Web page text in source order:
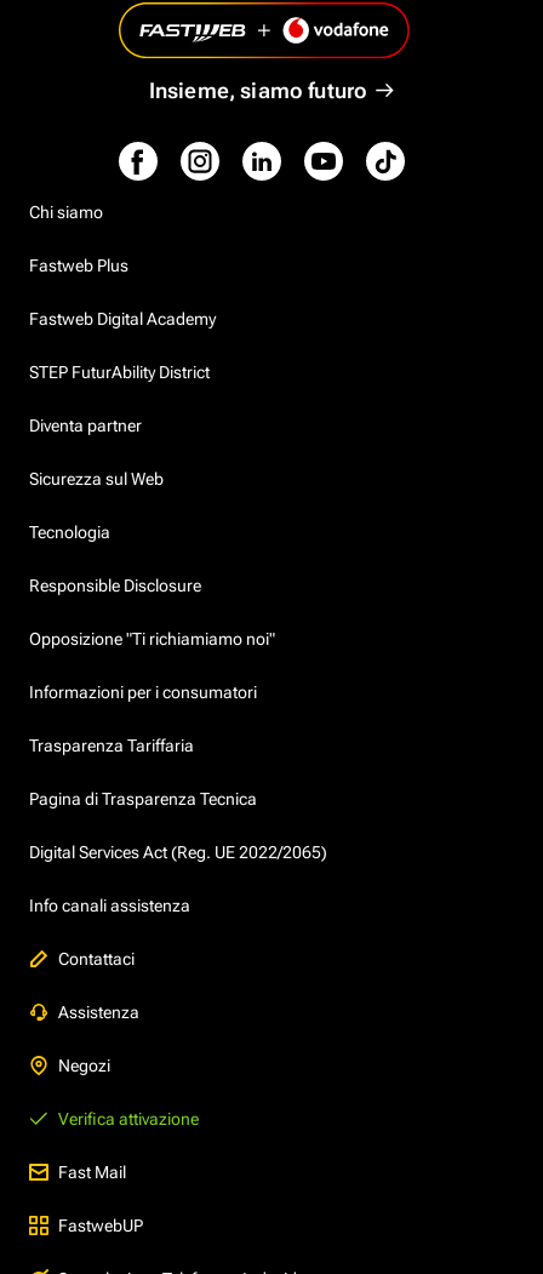
Insieme, siamo futuro
Chi siamo
Fastweb Plus
Fastweb Digital Academy
STEP FuturAbility District
Diventa partner
Sicurezza sul Web
Tecnologia
Responsible Disclosure
Opposizione "Ti richiamiamo noi"
Informazioni per i consumatori
Trasparenza Tariffaria
Pagina di Trasparenza Tecnica
Digital Services Act (Reg. UE 2022/2065)
Info canali assistenza
Contattaci
Assistenza
Negozi
Verifica attivazione
Fast Mail
FastwebUP